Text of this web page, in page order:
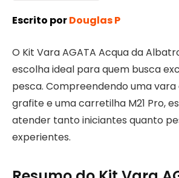
Escrito porDouglas P
O Kit Vara AGATA Acqua da
escolha ideal para quem busca
pesca. Compreendendo uma vara
grafite e uma carretilha M21 Pro,
atender tanto iniciantes quanto
experientes.